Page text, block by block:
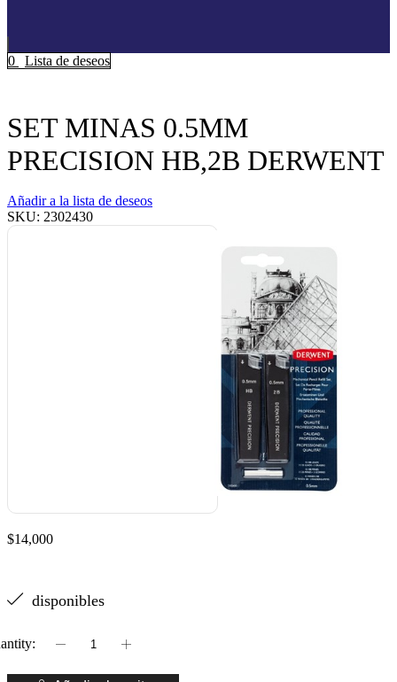
0
Lista de deseos
SET MINAS 0.5MM
PRECISION HB,2B DERWENT
Añadir a la lista de deseos
SKU: 2302430
$14,000
disponibles
0.5MM